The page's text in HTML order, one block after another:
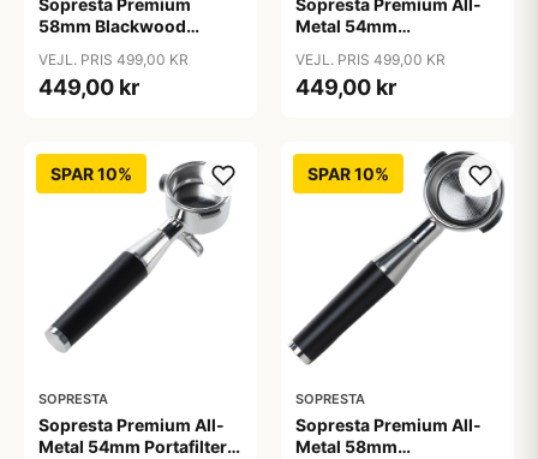
Sopresta Premium
58mm Blackwood
Portafilter - 58mm
VEJL. PRIS 499,00 KR
449,00 kr
Sopresta Premium All-
Metal 54mm
Portafilter (Passer til
Sage) - 54mm
VEJL. PRIS 499,00 KR
449,00 kr
SPAR 10%
SOPRESTA
Sopresta Premium All-
Metal 54mm Portafilter
SPAR 10%
SOPRESTA
Sopresta Premium All-
Metal 58mm